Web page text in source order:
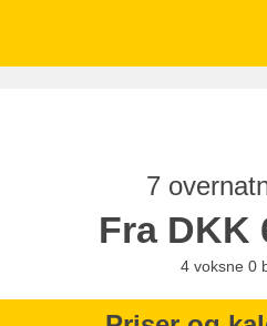
7
Fra DKK
4 voksne 0